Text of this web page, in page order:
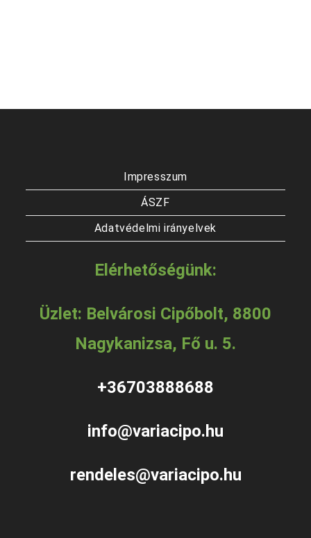
Impresszum
ÁSZF
Adatvédelmi irányelvek
Elérhetőségünk:
Üzlet: Belvárosi Cipőbolt, 8800
Nagykanizsa, Fő u. 5.
+36703888688
info@variacipo.hu
rendeles@variacipo.hu